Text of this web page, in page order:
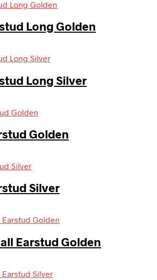
Long Golden
Long Silver
Golden
Silver
Earstud Golden